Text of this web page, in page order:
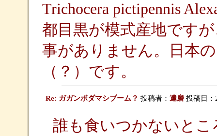
Trichocera pictipennis
都目黒が模式産地です
事がありません。日本
（？）です。
Re: ガガンボダマシブーム？ 投稿者： 達磨 投稿日：
誰も食いつかないと